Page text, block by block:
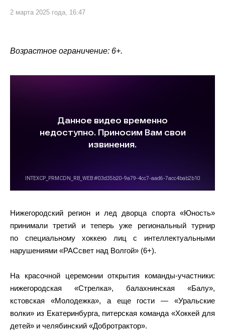
2 марта 2025 года, 16:47
Возрастное ограничение: 6+.
Нижегородский регион и лед дворца спорта «Юность»
принимали третий и теперь уже региональный турнир
по специальному хоккею лиц с интеллектуальными
нарушениями «РАСсвет над Волгой» (6+).
На красочной церемонии открытия команды-участники:
нижегородская «Стрелка», балахнинская «Балу»,
кстовская «Молодежка», а еще гости — «Уральские
волки» из Екатеринбурга, питерская команда «Хоккей для
детей» и челябинский «Добротрактор».